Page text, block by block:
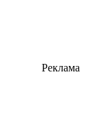
Реклама